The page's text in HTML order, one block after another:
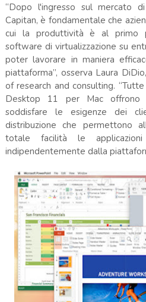
“Dopo l'ingresso sul mercato
Capitan, è fondamentale che
cui la produttività è al primo
software di virtualizzazione su
poter lavorare in maniera
piattaforma”, osserva Laura
of research and consulting.
Desktop 11 per Mac
soddisfare le esigenze dei
distribuzione che permettono
totale facilità le
indipendentemente dalla